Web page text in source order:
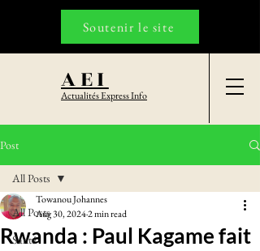
AEI
Actualités Express Info
Soutenir le site
Post
All Posts
Santé
All Posts
Rwanda : Paul Kagame fait
Towanou Johannes
Aug 30, 20242 min read